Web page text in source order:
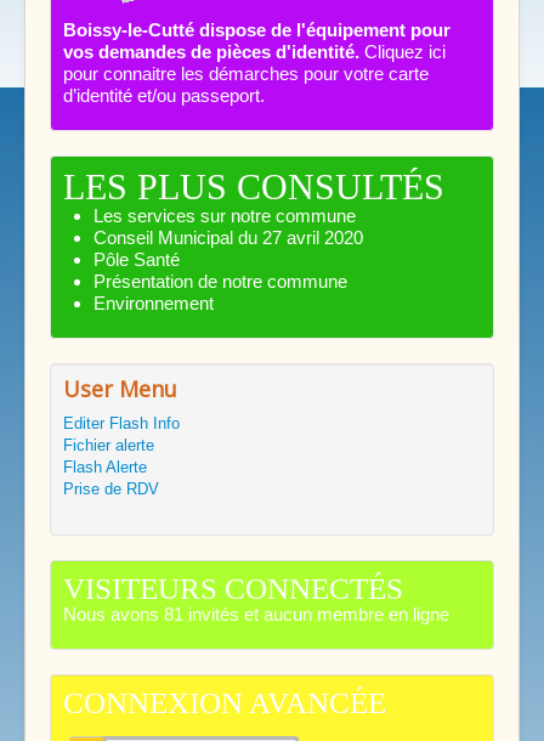
Boissy-le-Cutté dispose de l'équipement pour
vos demandes de pièces d'identité. Cliquez ici
pour connaitre les démarches pour votre carte
d’identité et/ou passeport.
LES PLUS CONSULTÉS
Les services sur notre commune
Conseil Municipal du 27 avril 2020
Pôle Santé
Présentation de notre commune
Environnement
User Menu
Editer Flash Info
Fichier alerte
Flash Alerte
Prise de RDV
VISITEURS CONNECTÉS
Nous avons 81 invités et aucun membre en ligne
CONNEXION AVANCÉE